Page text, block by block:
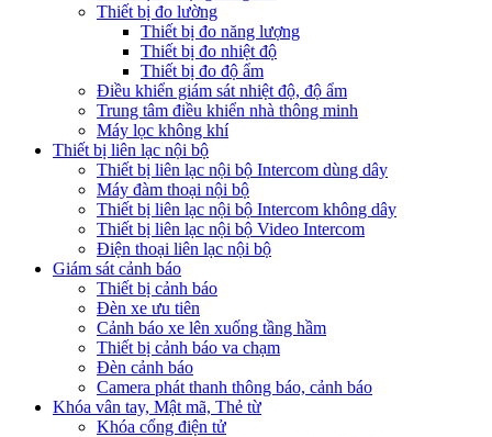
Thiết bị đo lường
Thiết bị đo năng lượng
Thiết bị đo nhiệt độ
Thiết bị đo độ ẩm
Điều khiển giám sát nhiệt độ, độ ẩm
Trung tâm điều khiển nhà thông minh
Máy lọc không khí
Thiết bị liên lạc nội bộ
Thiết bị liên lạc nội bộ Intercom dùng dây
Máy đàm thoại nội bộ
Thiết bị liên lạc nội bộ Intercom không dây
Thiết bị liên lạc nội bộ Video Intercom
Điện thoại liên lạc nội bộ
Giám sát cảnh báo
Thiết bị cảnh báo
Đèn xe ưu tiên
Cảnh báo xe lên xuống tầng hầm
Thiết bị cảnh báo va chạm
Đèn cảnh báo
Camera phát thanh thông báo, cảnh báo
Khóa vân tay, Mật mã, Thẻ từ
Khóa cổng điện tử